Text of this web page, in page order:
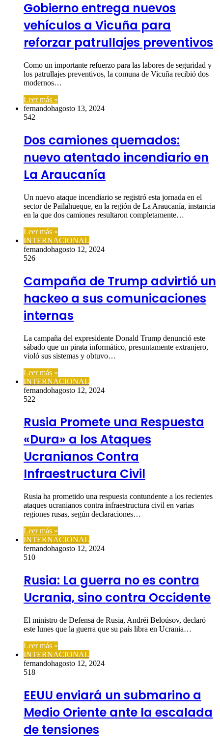
Gobierno entrega nuevos
vehículos a Vicuña para
reforzar patrullajes preventivos
Como un importante refuerzo para las labores de seguridad y
los patrullajes preventivos, la comuna de Vicuña recibió dos
modernos…
Leer más »
fernandohagosto 13, 2024
542
Dos camiones quemados:
nuevo atentado incendiario en
La Araucanía
Un nuevo ataque incendiario se registró esta jornada en el
sector de Pailahueque, en la región de La Araucanía, instancia
en la que dos camiones resultaron completamente…
Leer más »
INTERNACIONAL
fernandohagosto 12, 2024
526
Campaña de Trump advirtió un
hackeo a sus comunicaciones
internas
La campaña del expresidente Donald Trump denunció este
sábado que un pirata informático, presuntamente extranjero,
violó sus sistemas y obtuvo…
Leer más »
INTERNACIONAL
fernandohagosto 12, 2024
522
Rusia Promete una Respuesta
«Dura» a los Ataques
Ucranianos Contra
Infraestructura Civil
Rusia ha prometido una respuesta contundente a los recientes
ataques ucranianos contra infraestructura civil en varias
regiones rusas, según declaraciones…
Leer más »
INTERNACIONAL
fernandohagosto 12, 2024
510
Rusia: La guerra no es contra
Ucrania, sino contra Occidente
El ministro de Defensa de Rusia, Andréi Beloúsov, declaró
este lunes que la guerra que su país libra en Ucrania…
Leer más »
INTERNACIONAL
fernandohagosto 12, 2024
518
EEUU enviará un submarino a
Medio Oriente ante la escalada
de tensiones